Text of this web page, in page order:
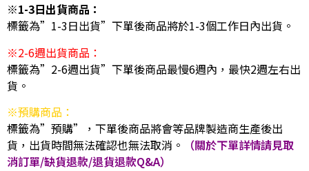
※1-3日出貨商品：
標籤為”1-3日出貨”下單後商品將於1-3個工作日內出貨。
※2-6週出貨商品：
標籤為”2-6週出貨”下單後商品最慢6週內，最快2週左右出
貨。
※預購商品：
標籤為”預購”，下單後商品將會等品牌製造商生產後出
貨，出貨時間無法確認也無法取消。
（關於下單詳情請見取
消訂單/缺貨退款/退貨退款Q&A）